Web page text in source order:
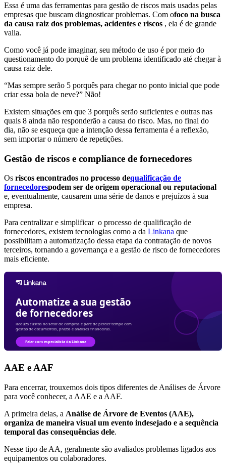
Essa é uma das ferramentas para gestão de riscos mais usadas pelas
empresas que buscam diagnosticar problemas. Com ofoco na busca
da causa raiz dos problemas, acidentes e riscos , ela é de grande
valia.
Como você já pode imaginar, seu método de uso é por meio do
questionamento do porquê de um problema identificado até chegar à
causa raiz dele.
“Mas sempre serão 5 porquês para chegar no ponto inicial que pode
criar essa bola de neve?” Não!
Existem situações em que 3 porquês serão suficientes e outras nas
quais 8 ainda não responderão a causa do risco. Mas, no final do
dia, não se esqueça que a intenção dessa ferramenta é a reflexão,
sem importar o número de repetições.
Gestão de riscos e compliance de fornecedores
Os riscos encontrados no processo dequalificação de
fornecedorespodem ser de origem operacional ou reputacional
e, eventualmente, causarem uma série de danos e prejuízos à sua
empresa.
Para centralizar e simplificar o processo de qualificação de
fornecedores, existem tecnologias como a da Linkana que
possibilitam a automatização dessa etapa da contratação de novos
terceiros, tornando a governança e a gestão de risco de fornecedores
mais eficiente.
AAE e AAF
Para encerrar, trouxemos dois tipos diferentes de Análises de Árvore
para você conhecer, a AAE e a AAF.
A primeira delas, a Análise de Árvore de Eventos (AAE),
organiza de maneira visual um evento indesejado e a sequência
temporal das consequências dele.
Nesse tipo de AA, geralmente são avaliados problemas ligados aos
equipamentos ou colaboradores.